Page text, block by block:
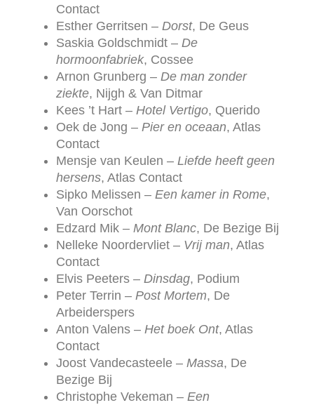
Contact
Esther Gerritsen – Dorst, De Geus
Saskia Goldschmidt – De
hormoonfabriek, Cossee
Arnon Grunberg – De man zonder
ziekte, Nijgh & Van Ditmar
Kees ’t Hart – Hotel Vertigo, Querido
Oek de Jong – Pier en oceaan, Atlas
Contact
Mensje van Keulen – Liefde heeft geen
hersens, Atlas Contact
Sipko Melissen – Een kamer in Rome,
Van Oorschot
Edzard Mik – Mont Blanc, De Bezige Bij
Nelleke Noordervliet – Vrij man, Atlas
Contact
Elvis Peeters – Dinsdag, Podium
Peter Terrin – Post Mortem, De
Arbeiderspers
Anton Valens – Het boek Ont, Atlas
Contact
Joost Vandecasteele – Massa, De
Bezige Bij
Christophe Vekeman – Een